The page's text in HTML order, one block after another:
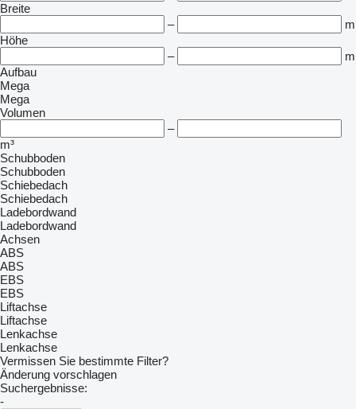
Breite
–
m
Höhe
–
m
Aufbau
Mega
Mega
Volumen
–
m³
Schubboden
Schubboden
Schiebedach
Schiebedach
Ladebordwand
Ladebordwand
Achsen
ABS
ABS
EBS
EBS
Liftachse
Liftachse
Lenkachse
Lenkachse
Vermissen Sie bestimmte Filter?
Änderung vorschlagen
Suchergebnisse:
-